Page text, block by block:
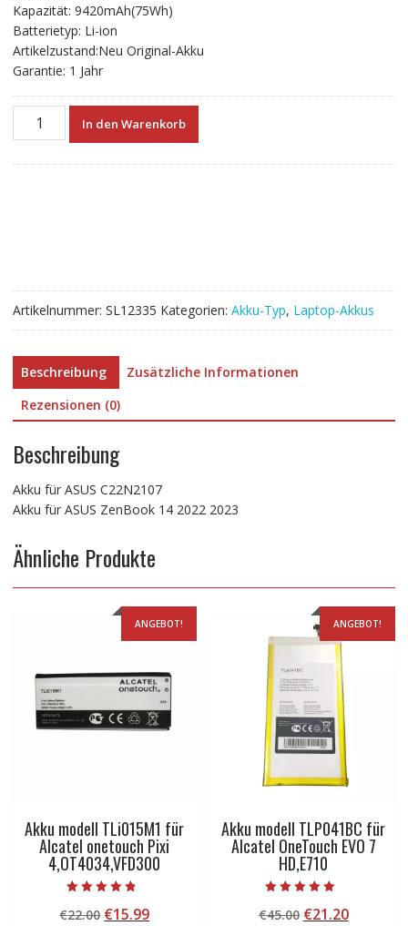
Kapazität: 9420mAh(75Wh)
Batterietyp: Li-ion
Artikelzustand:Neu Original-Akku
Garantie: 1 Jahr
Neuer
Akku
In den Warenkorb
Artikelnummer: SL12335 Kategorien: Akku-Typ, Laptop-Akkus
Beschreibung
Zusätzliche Informationen
Rezensionen (0)
Beschreibung
Akku für ASUS C22N2107
Akku für ASUS ZenBook 14 2022 2023
Ähnliche Produkte
ANGEBOT!
Akku modell TLi015M1 für
Alcatel onetouch Pixi
4,OT4034,VFD300
4.50
€22.00 Ursprünglicher
€15.99Aktueller
ANGEBOT!
Akku modell TLP041BC für
Alcatel OneTouch EVO 7
HD,E710
5.00
€45.00 Ursprünglicher
€21.20